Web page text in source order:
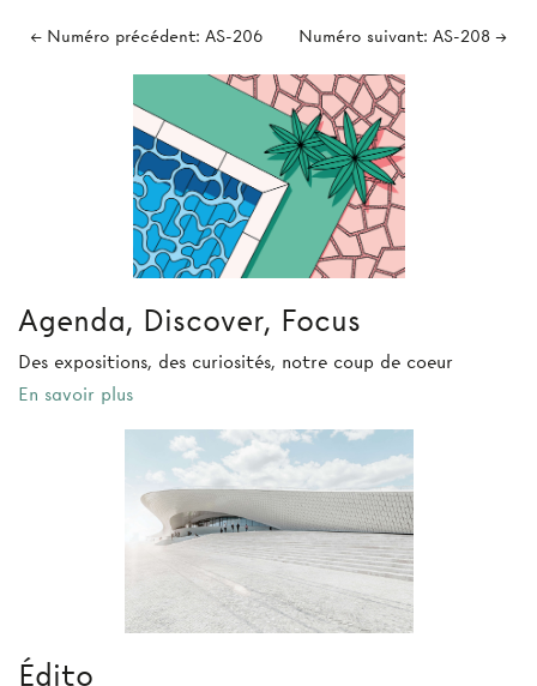
← Numéro précédent: AS-206 Numéro suivant: AS-208 →
Agenda, Discover, Focus
Des expositions, des curiosités, notre coup de coeur
En savoir plus
Édito